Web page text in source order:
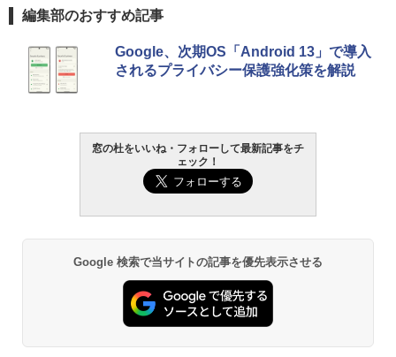
￥139,880
生成AIパスポート公式テキスト 第４版
￥1,766
1冊ですべて身につくHTML & CSSとWe
bデザイン入門講座［第2版］
ClaudeCode いちばんやさしい 教科書:
非エンジニア 初心者 素人 でも安心 使い
方 マニュアル AI副業にもコンテンツ作成
にもKindle出版にも！ 非エンジニアのた
めのAIコーディング入門シリーズ
Amazon Kindle - 目に優しい、かさばら
ない、大きな画面で読みやすい、6週間持
続バッテリー、6インチディスプレイ電子
￥16,980
Kindle Paperwhite シグニチャーエディ
るさ自動調整、色調調節ライト、12週間
￥27,980
Amazon Kindle Paperwhite (16GB) 7イ
ンチディスプレイ、色調調節ライト、12
編集部のおすすめ記事
Google、次期OS「Android 13」で導入
されるプライバシー保護強化策を解説
窓の杜をいいね・フォローして最新記事をチ
ェック！
Google 検索で当サイトの記事を優先表示させる